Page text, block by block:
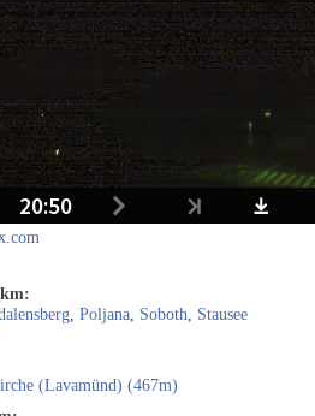
km:
, Poljana, Soboth, Stausee
(Lavamünd) (467m)